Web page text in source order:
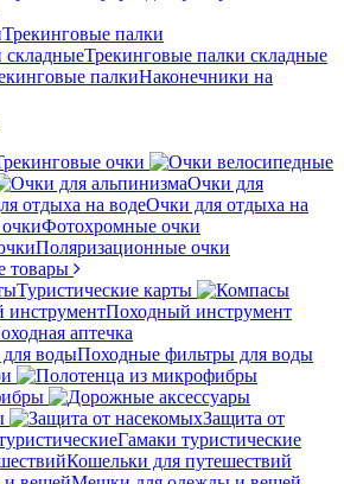
Трекинговые палки
Трекинговые палки складные
Наконечники на
очки
Очки для
Очки для отдыха на
Фотохромные очки
Поляризационные очки
товары
Туристические карты
Походный инструмент
аптечка
Походные фильтры для воды
Защита от
Гамаки туристические
Кошельки для путешествий